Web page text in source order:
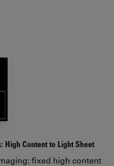
High Content to Light Sheet
fixed high content